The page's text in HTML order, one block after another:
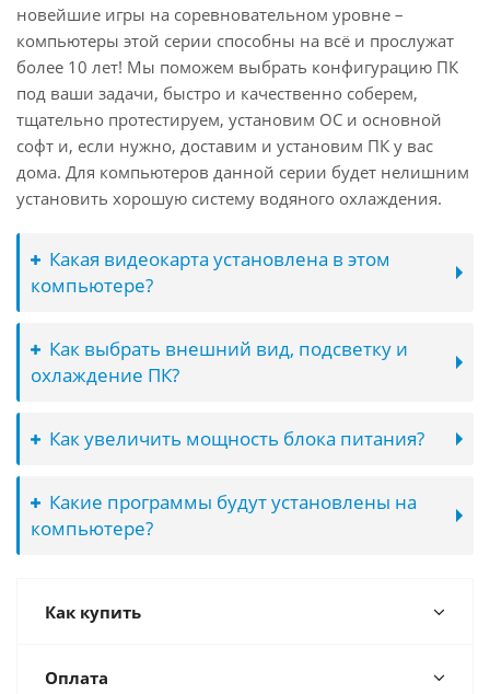
новейшие игры на соревновательном уровне –
компьютеры этой серии способны на всё и прослужат
более 10 лет! Мы поможем выбрать конфигурацию ПК
под ваши задачи, быстро и качественно соберем,
тщательно протестируем, установим ОС и основной
софт и, если нужно, доставим и установим ПК у вас
дома. Для компьютеров данной серии будет нелишним
установить хорошую систему водяного охлаждения.
Какая видеокарта установлена в этом
компьютере?
Как выбрать внешний вид, подсветку и
охлаждение ПК?
Как увеличить мощность блока питания?
Какие программы будут установлены на
компьютере?
Как купить
Оплата